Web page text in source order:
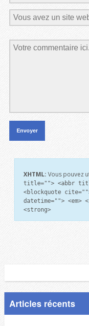
XHTML: Vous pouvez
title=""> <abbr
<blockquote
datetime="">
<strong>
Articles récents